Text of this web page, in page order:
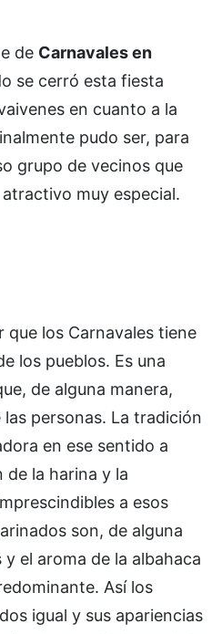
de Carnavales en
se cerró esta fiesta
en cuanto a la
pudo ser, para
grupo de vecinos que
muy especial.
los Carnavales tiene
los pueblos. Es una
de alguna manera,
personas. La tradición
en ese sentido a
de la harina y la
a esos
son, de alguna
el aroma de la albahaca
Así los
igual y sus apariencias